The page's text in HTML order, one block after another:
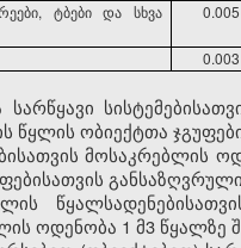
ტბები და სხვა
0.005
0.003
სარწყავი
წყლის ობიექტთა
მოსაკრებლის
ოდენობა 1 მ3 წყალზე